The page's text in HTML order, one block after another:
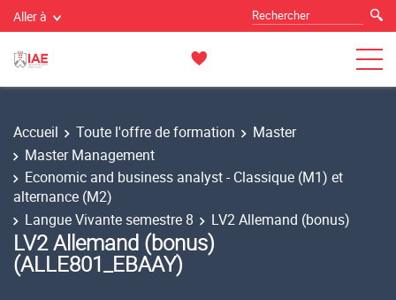
Aller à
Accueil Toute l'offre de formation
Master
Master Management
Economic and business analyst - Classique (M1) et
alternance (M2)
Langue Vivante semestre 8
LV2 Allemand (bonus)
LV2 Allemand (bonus)
(ALLE801_EBAAY)